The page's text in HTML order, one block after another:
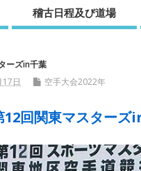
稽古日程及び道場
ーズin千葉
日 空手大会2022年
回関東マスター